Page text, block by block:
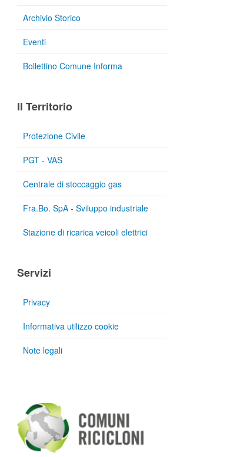
Archivio Storico
Eventi
Bollettino Comune Informa
Il Territorio
Protezione Civile
PGT - VAS
Centrale di stoccaggio gas
Fra.Bo. SpA - Sviluppo industriale
Stazione di ricarica veicoli elettrici
Servizi
Privacy
Informativa utilizzo cookie
Note legali